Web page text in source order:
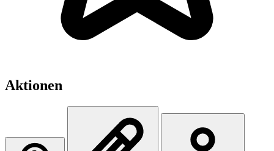
Aktionen